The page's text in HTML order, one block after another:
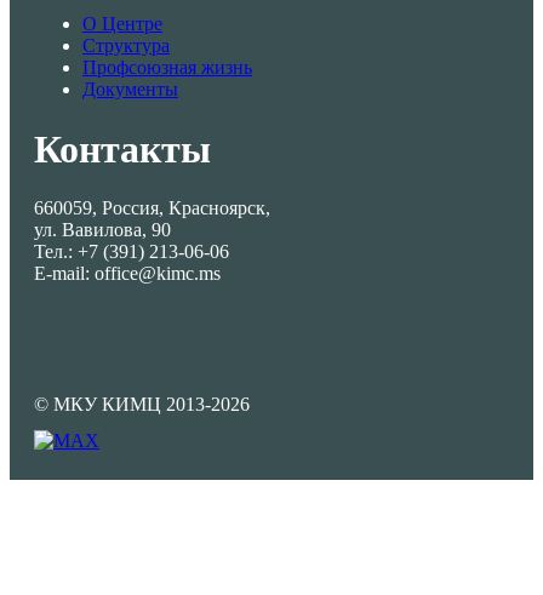
О Центре
Структура
Профсоюзная жизнь
Документы
Контакты
660059, Россия, Красноярск,
ул. Вавилова, 90
Тел.: +7 (391) 213-06-06
E-mail: office@kimc.ms
© МКУ КИМЦ 2013-2026